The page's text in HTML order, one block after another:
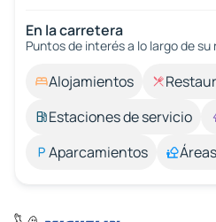
En la carretera
Puntos de interés a lo largo de su
Alojamientos
Estaciones de servicio
Aparcamientos